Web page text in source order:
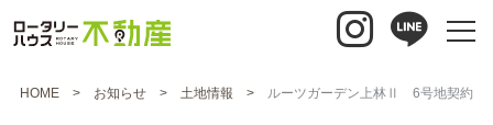
HOME お知らせ 土地情報 ルーツガーデン上林Ⅱ 6号地契約に